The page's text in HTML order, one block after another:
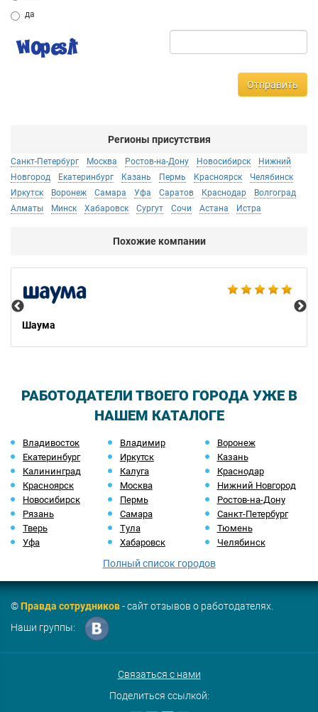
да
Отправить
Регионы присутствия
Санкт-Петербург Москва Ростов-на-Дону Новосибирск
Нижний
Новгород
Екатеринбург Казань Пермь Красноярск
Челябинск
Иркутск
Воронеж Самара Уфа Саратов Краснодар
Волгоград
Алматы
Минск Хабаровск Сургут Сочи Астана Истра
Похожие компании
Шаума
РАБОТОДАТЕЛИ ТВОЕГО ГОРОДА УЖЕ В
НАШЕМ КАТАЛОГЕ
Владивосток Владимир
Воронеж
Екатеринбург
Иркутск
Казань
Калининград
Калуга
Краснодар
Красноярск
Москва
Нижний Новгород
Новосибирск
Пермь
Ростов-на-Дону
Рязань
Самара
Санкт-Петербург
Тверь
Тула
Тюмень
Уфа
Хабаровск Челябинск
Полный список городов
©Правда сотрудников- сайт отзывов о работодателях.
Наши группы:
Связаться с нами
Поделиться ссылкой: